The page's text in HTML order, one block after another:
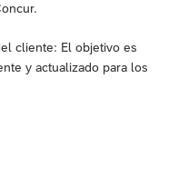
cliente: El objetivo es
y actualizado para los